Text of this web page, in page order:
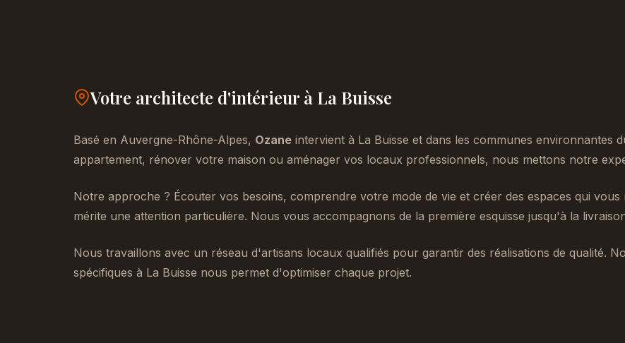
Votre architecte d'intérieur à La Buisse
Basé en Auvergne-Rhône-Alpes, Ozane intervient à La Buisse et dans les communes environnantes
appartement, rénover votre maison ou aménager vos locaux professionnels, nous mettons notre
Notre approche ? Écouter vos besoins, comprendre votre mode de vie et créer des espaces qui
mérite une attention particulière. Nous vous accompagnons de la première esquisse jusqu'à la
Nous travaillons avec un réseau d'artisans locaux qualifiés pour garantir des réalisations de qualité.
spécifiques à La Buisse nous permet d'optimiser chaque projet.